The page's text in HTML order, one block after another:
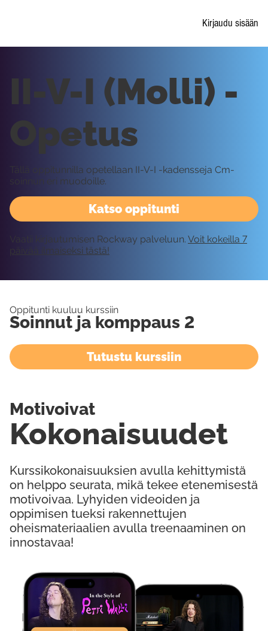
Kirjaudu sisään
Katso oppitunti
II-V-I (Molli) -
Opetus
Tällä oppitunnilla opetellaan II-V-I -kadensseja Cm-
soinnun eri muodoille.
Vaatii kirjautumisen Rockway palveluun. Voit kokeilla 7
päivää ilmaiseksi tästä!
Oppitunti kuuluu kurssiin
Soinnut ja komppaus 2
Tutustu kurssiin
Kurssikokonaisuuksien avulla kehittymistä
on helppo seurata, mikä tekee etenemisestä
motivoivaa. Lyhyiden videoiden ja
oppimisen tueksi rakennettujen
oheismateriaalien avulla treenaaminen on
innostavaa!
Kokonaisuudet
Motivoivat